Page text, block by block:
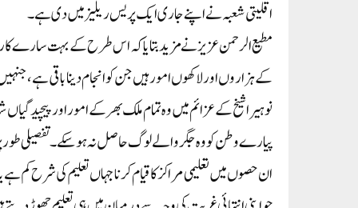
اقلیتی شعبہ نے اپنے جاری ایک پریس ریلیز میں دی ہے۔
مطیع الرحمن عزیز نے مزید بتایا کہ اس طرح کے بہت سارے
کے ہزاروں اور لاکھوں امور ہیں جن کو انجام دینا باقی ہے،
نوہیرا شیخ کے عزائم میں وہ تمام ملک بھر کے امور اور
پیارے وطن کو وہ جگر والے لوگ حاصل نہ ہو سکے۔ تفصیلی طور
ان حصوں میں تعلیمی مراکز کا قیام کرنا جہاں تعلیم کی شرح کم